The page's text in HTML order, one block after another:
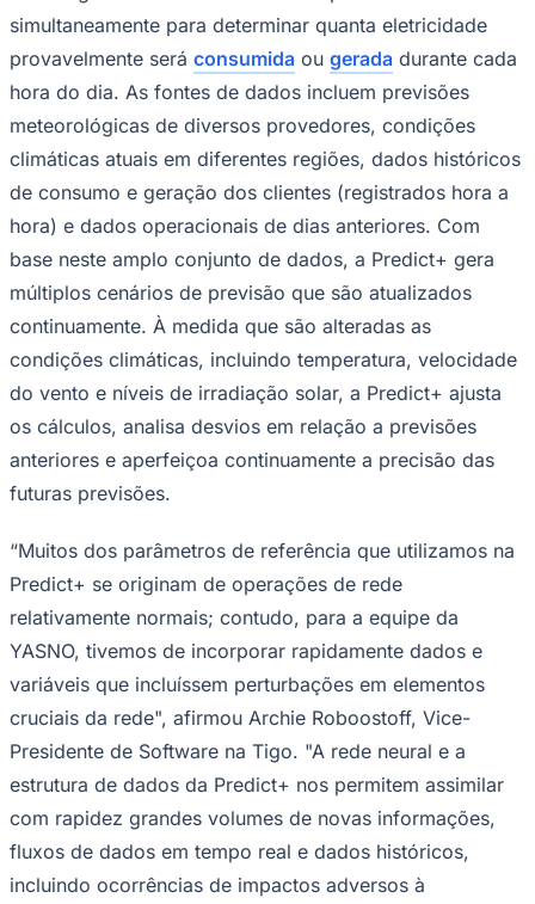
Corinthians
simultaneamente para determinar quanta eletricidade
provavelmente será consumida ou gerada durante cada
hora do dia. As fontes de dados incluem previsões
meteorológicas de diversos provedores, condições
climáticas atuais em diferentes regiões, dados históricos
de consumo e geração dos clientes (registrados hora a
hora) e dados operacionais de dias anteriores. Com
base neste amplo conjunto de dados, a Predict+ gera
múltiplos cenários de previsão que são atualizados
continuamente. À medida que são alteradas as
condições climáticas, incluindo temperatura, velocidade
do vento e níveis de irradiação solar, a Predict+ ajusta
os cálculos, analisa desvios em relação a previsões
anteriores e aperfeiçoa continuamente a precisão das
futuras previsões.
“Muitos dos parâmetros de referência que utilizamos na
Predict+ se originam de operações de rede
relativamente normais; contudo, para a equipe da
YASNO, tivemos de incorporar rapidamente dados e
variáveis ​​que incluíssem perturbações em elementos
cruciais da rede", afirmou Archie Roboostoff, Vice-
Presidente de Software na Tigo. "A rede neural e a
estrutura de dados da Predict+ nos permitem assimilar
com rapidez grandes volumes de novas informações,
fluxos de dados em tempo real e dados históricos,
incluindo ocorrências de impactos adversos à